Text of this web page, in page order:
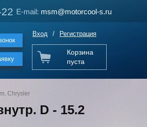
E-mail: msm@motorcool-s.ru
E-mail: msm@motorcool-s.ru
Вход / Регистрация
Корзина
пуста
Chrysler
D - 15.2